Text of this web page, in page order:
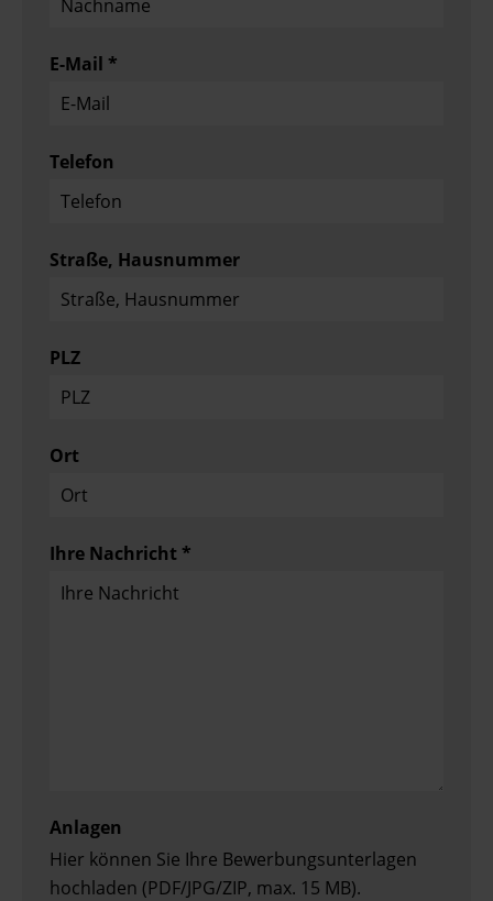
E-Mail *
Telefon
Straße, Hausnummer
PLZ
Ort
Ihre Nachricht *
Anlagen
Hier können Sie Ihre Bewerbungsunterlagen
hochladen (PDF/JPG/ZIP, max. 15 MB).